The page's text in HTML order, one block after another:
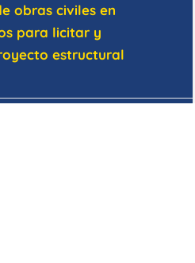
obras civiles en
para licitar y
estructural